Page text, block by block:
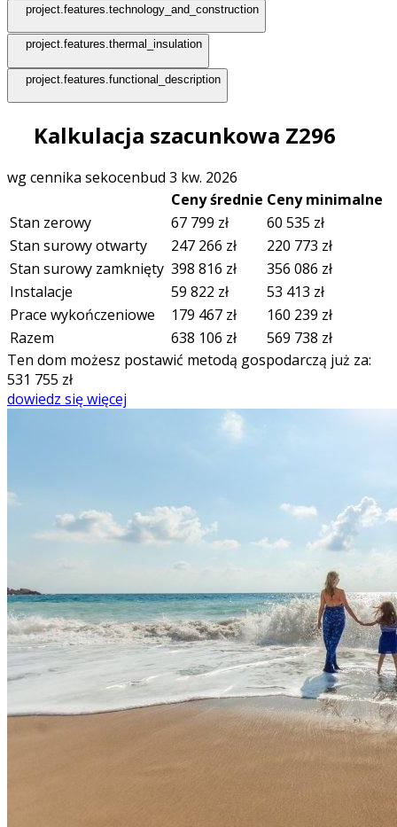
project.features.technology_and_construction
project.features.thermal_insulation
project.features.functional_description
Kalkulacja szacunkowa Z296
wg cennika sekocenbud 3 kw. 2026
Ceny średnie Ceny minimalne
Stan zerowy
67 799 zł 60 535 zł
Stan surowy otwarty
247 266 zł 220 773 zł
Stan surowy zamknięty 398 816 zł 356 086 zł
Instalacje
59 822 zł 53 413 zł
Prace wykończeniowe
179 467 zł 160 239 zł
Razem
638 106 zł 569 738 zł
Ten dom możesz postawić metodą gospodarczą już za:
531 755 zł
dowiedz się więcej